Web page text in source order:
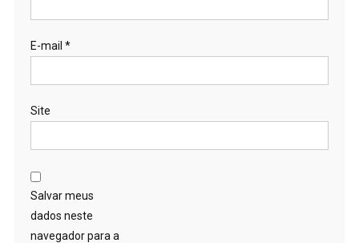
E-mail *
Site
Salvar meus
dados neste
navegador para a